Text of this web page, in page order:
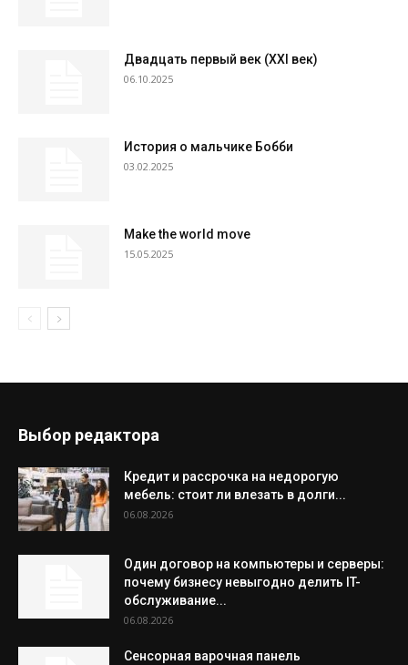
Двадцать первый век (XXI век)
06.10.2025
История о мальчике Бобби
03.02.2025
Make the world move
15.05.2025
Выбор редактора
Кредит и рассрочка на недорогую
мебель: стоит ли влезать в долги...
06.08.2026
Один договор на компьютеры и серверы:
почему бизнесу невыгодно делить IT-
обслуживание...
06.08.2026
Сенсорная варочная панель